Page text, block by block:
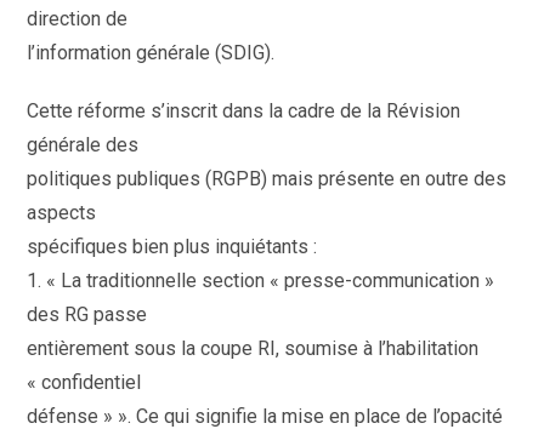
direction de
l’information générale (SDIG).
Cette réforme s’inscrit dans la cadre de la Révision
générale des
politiques publiques (RGPB) mais présente en outre des
aspects
spécifiques bien plus inquiétants :
1. « La traditionnelle section « presse-communication »
des RG passe
entièrement sous la coupe RI, soumise à l’habilitation
« confidentiel
défense » ». Ce qui signifie la mise en place de l’opacité